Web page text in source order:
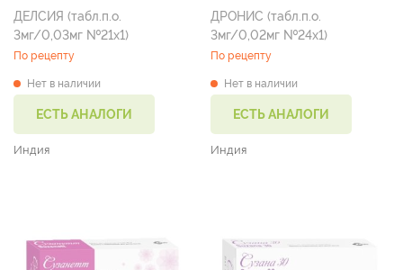
ДЕЛСИЯ (табл.п.о.
3мг/0,03мг №21х1)
По рецепту
Нет в наличии
ЕСТЬ АНАЛОГИ
Индия
ДРОНИС (табл.п.о.
3мг/0,02мг №24х1)
По рецепту
Нет в наличии
ЕСТЬ АНАЛОГИ
Индия